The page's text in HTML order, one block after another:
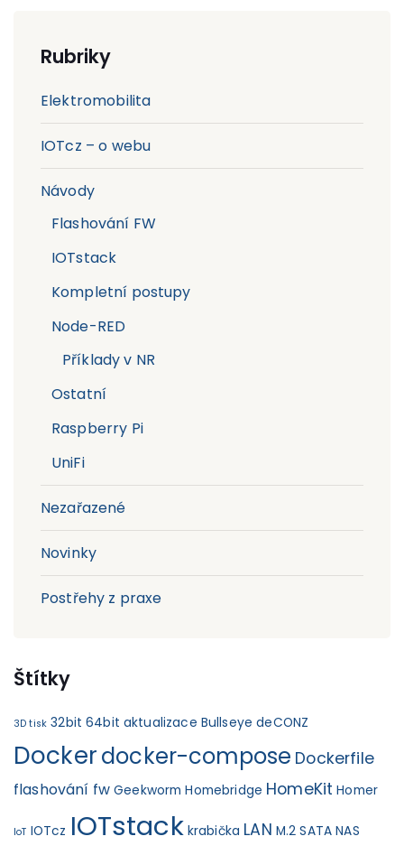
Rubriky
Elektromobilita
IOTcz – o webu
Návody
Flashování FW
IOTstack
Kompletní postupy
Node-RED
Příklady v NR
Ostatní
Raspberry Pi
UniFi
Nezařazené
Novinky
Postřehy z praxe
Štítky
3D tisk 32bit 64bit aktualizace Bullseye deCONZ
Dockerdocker-compose Dockerfile
flashování fw Geekworm Homebridge HomeKit Homer
IoT IOTcz IOTstack krabička LAN M.2 SATA NAS